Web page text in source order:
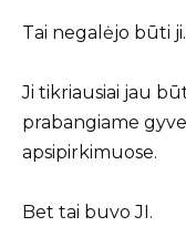
Tai negalėjo būti ji.
Ji tikriausiai jau
prabangiame
apsipirkimuose.
Bet tai buvo JI.